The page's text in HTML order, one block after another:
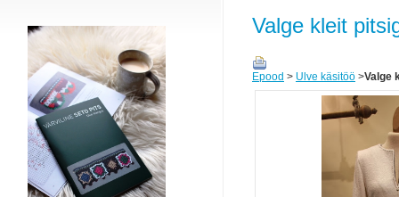
Valge kleit
Epood > Ulve käsitöö >Valge